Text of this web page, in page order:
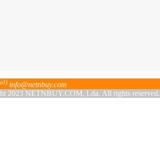
info@netnbuy.com
2023 NETNBUY.COM, Lda. All rights reserved.